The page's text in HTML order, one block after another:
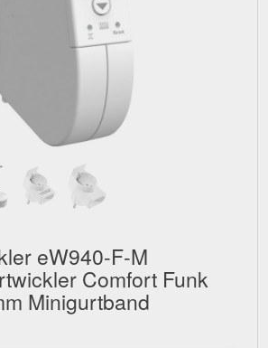
eW940-F-M
Comfort Funk
Minigurtband